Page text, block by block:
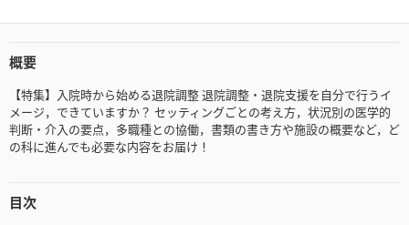
概要
【特集】入院時から始める退院調整 退院調整・退院支援を自分で行うイ
メージ，できていますか？ セッティングごとの考え方，状況別の医学的
判断・介入の要点，多職種との協働，書類の書き方や施設の概要など，ど
の科に進んでも必要な内容をお届け！
目次